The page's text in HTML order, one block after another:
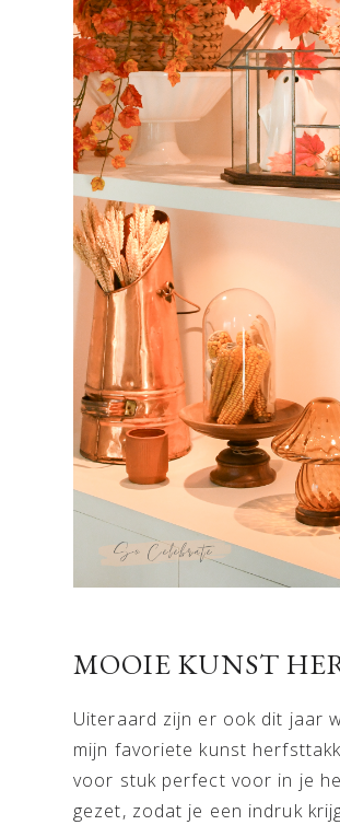
MOOIE KUNST
Uiteraard zijn er ook dit jaar
mijn favoriete kunst
voor stuk perfect voor in je
gezet, zodat je een indruk